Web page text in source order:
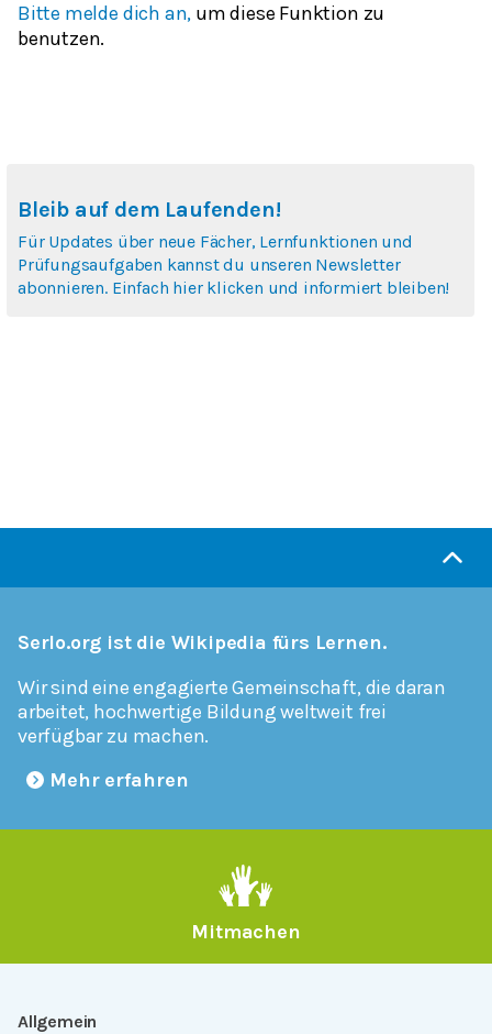
Bitte melde dich an, um diese Funktion zu
benutzen.
Bleib auf dem Laufenden!
Für Updates über neue Fächer, Lernfunktionen und
Prüfungsaufgaben kannst du unseren Newsletter
abonnieren. Einfach hier klicken und informiert bleiben!
Serlo.org ist die Wikipedia fürs Lernen.
Wir sind eine engagierte Gemeinschaft, die daran
arbeitet, hochwertige Bildung weltweit frei
verfügbar zu machen.
Mehr erfahren
Mitmachen
Allgemein